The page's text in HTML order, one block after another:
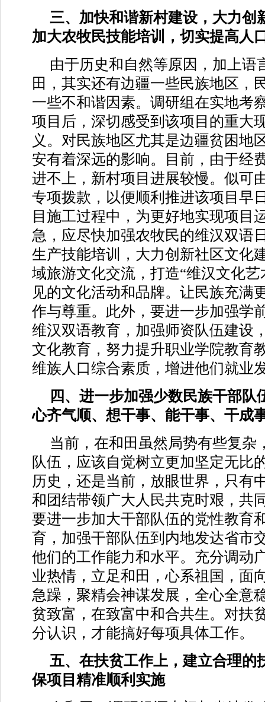
三、加快和谐新村建设，大力创
加大农牧民技能培训，切实提高人
由于历史和自然等原因，加上语
田，其实还有边疆一些民族地区，
一些不和谐因素。调研组在实地考
项目后，深切感受到该项目的重大
义。对民族地区尤其是边疆贫困地
安有着深远的影响。目前，由于经
进不上，新村项目进展较慢。似可
专项拨款，以便顺利推进该项目早
目施工过程中，为更好地实现项目
急，应尽快加强农牧民的维汉双语
生产技能培训，大力创新社区文化
域旅游文化交流，打造“维汉文化
见的文化活动和品牌。让民族充满
作与尊重。此外，要进一步加强学
维汉双语教育，加强师资队伍建设
文化教育，努力提升职业学院教育
维族人口综合素质，增进他们就业
四、进一步加强少数民族干部队
心齐气顺、想干事、能干事、干成
当前，在和田虽然局势有些复杂
队伍，应该自觉树立更加坚定无比
历史，还是当前，放眼世界，只有
和团结带领广大人民共克时艰，共
要进一步加大干部队伍的党性教育
育，加强干部队伍到内地发达省市
他们的工作能力和水平。充分调动
业热情，立足和田，心系祖国，面
急躁，聚精会神谋发展，全心全意
贫致富，在致富中和合共生。对扶
分认识，才能搞好每项具体工作。
五、在扶贫工作上，建立合理的
保项目精准顺利实施